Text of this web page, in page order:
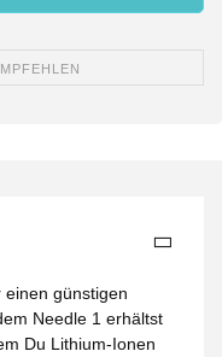
einen günstigen
Needle 1 erhältst
Du Lithium-Ionen